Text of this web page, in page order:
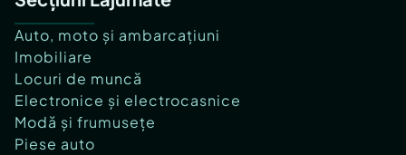
Auto, moto și ambarcațiuni
Imobiliare
Locuri de muncă
Electronice și electrocasnice
Modă și frumusețe
Piese auto